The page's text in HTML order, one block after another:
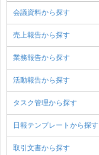
会議資料から探す
売上報告から探す
業務報告から探す
活動報告から探す
タスク管理から探す
日報テンプレートから探す
取引文書から探す